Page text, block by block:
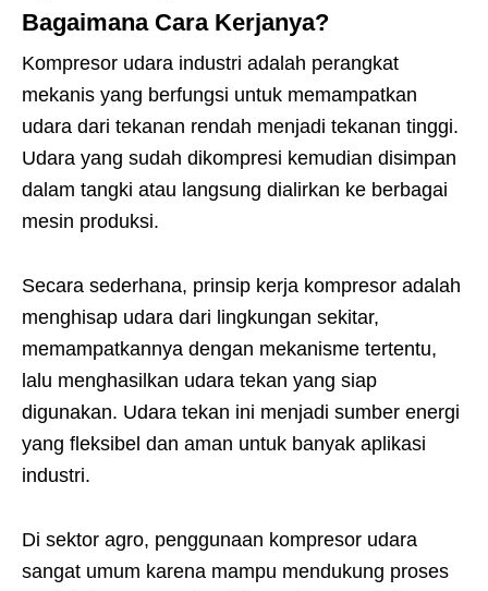
Bagaimana Cara Kerjanya?
Kompresor udara industri adalah perangkat
mekanis yang berfungsi untuk memampatkan
udara dari tekanan rendah menjadi tekanan tinggi.
Udara yang sudah dikompresi kemudian disimpan
dalam tangki atau langsung dialirkan ke berbagai
mesin produksi.
Secara sederhana, prinsip kerja kompresor adalah
menghisap udara dari lingkungan sekitar,
memampatkannya dengan mekanisme tertentu,
lalu menghasilkan udara tekan yang siap
digunakan. Udara tekan ini menjadi sumber energi
yang fleksibel dan aman untuk banyak aplikasi
industri.
Di sektor agro, penggunaan kompresor udara
sangat umum karena mampu mendukung proses